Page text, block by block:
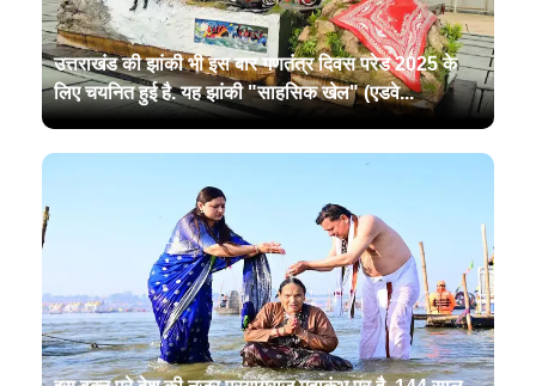
उत्तराखंड की झांकी भी इस बार गणतंत्र दिवस परेड 2025 के
लिए चयनित हुई है. यह झांकी "साहसिक खेल" (एडवे...